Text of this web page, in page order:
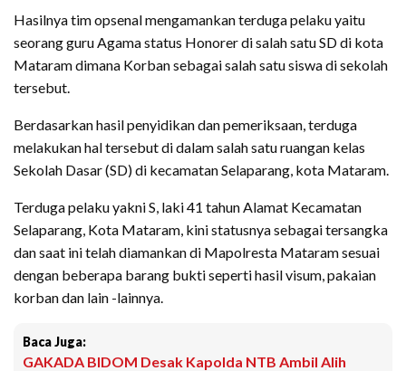
Hasilnya tim opsenal mengamankan terduga pelaku yaitu
seorang guru Agama status Honorer di salah satu SD di kota
Mataram dimana Korban sebagai salah satu siswa di sekolah
tersebut.
Berdasarkan hasil penyidikan dan pemeriksaan, terduga
melakukan hal tersebut di dalam salah satu ruangan kelas
Sekolah Dasar (SD) di kecamatan Selaparang, kota Mataram.
Terduga pelaku yakni S, laki 41 tahun Alamat Kecamatan
Selaparang, Kota Mataram, kini statusnya sebagai tersangka
dan saat ini telah diamankan di Mapolresta Mataram sesuai
dengan beberapa barang bukti seperti hasil visum, pakaian
korban dan lain -lainnya.
Baca Juga:
GAKADA BIDOM Desak Kapolda NTB Ambil Alih